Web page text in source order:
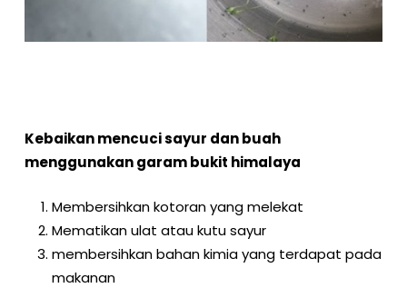
Kebaikan mencuci sayur dan buah
menggunakan garam bukit himalaya
Membersihkan kotoran yang melekat
Mematikan ulat atau kutu sayur
membersihkan bahan kimia yang terdapat pada
makanan